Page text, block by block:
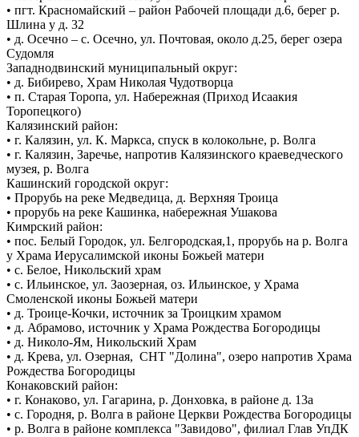
• пгт. Красномайский – район Рабочей площади д.6, берег р.
Шлина у д. 32
• д. Осечно – с. Осечно, ул. Почтовая, около д.25, берег озера
Судомля
Западнодвинский муниципальный округ:
• д. Бибирево, Храм Николая Чудотворца
• п. Старая Торопа, ул. Набережная (Приход Исаакия
Торопецкого)
Калязинский район:
• г. Калязин, ул. К. Маркса, спуск в колокольне, р. Волга
• г. Калязин, Заречье, напротив Калязинского краеведческого
музея, р. Волга
Кашинский городской округ:
• Прорубь на реке Медведица, д. Верхняя Троица
• прорубь на реке Кашинка, набережная Ушакова
Кимрский район:
• пос. Белый Городок, ул. Белгородская,1, прорубь на р. Волга
у Храма Иерусалимской иконы Божьей матери
• с. Белое, Никольский храм
• с. Ильинское, ул. Заозерная, оз. Ильинское, у Храма
Смоленской иконы Божьей матери
• д. Троице-Кочки, источник за Троицким храмом
• д. Абрамово, источник у Храма Рождества Богородицы
• д. Николо-Ям, Никольский Храм
• д. Крева, ул. Озерная, СНТ "Долина", озеро напротив Храма
Рождества Богородицы
Конаковский район:
• г. Конаково, ул. Гагарина, р. Донховка, в районе д. 13а
• с. Городня, р. Волга в районе Церкви Рождества Богородицы
• р. Волга в районе комплекса "Завидово", филиал Глав УпДК